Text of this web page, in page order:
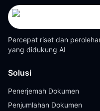
Percepat riset dan
yang didukung AI
Solusi
Penerjemah Dokumen
Penjumlahan Dokumen